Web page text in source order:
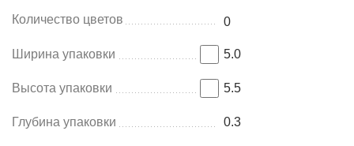
Количество цветов 0
Ширина упаковки 5.0
Высота упаковки 5.5
Глубина упаковки 0.3